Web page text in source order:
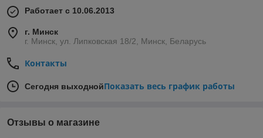
Работает с 10.06.2013
г. Минск
г. Минск, ул. Липковская 18/2, Минск, Беларусь
Контакты
Сегодня выходнойПоказать весь график работы
Отзывы о магазине